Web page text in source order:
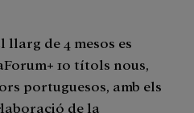
llarg de 4 mesos es
10 títols nous,
portuguesos, amb els
de la